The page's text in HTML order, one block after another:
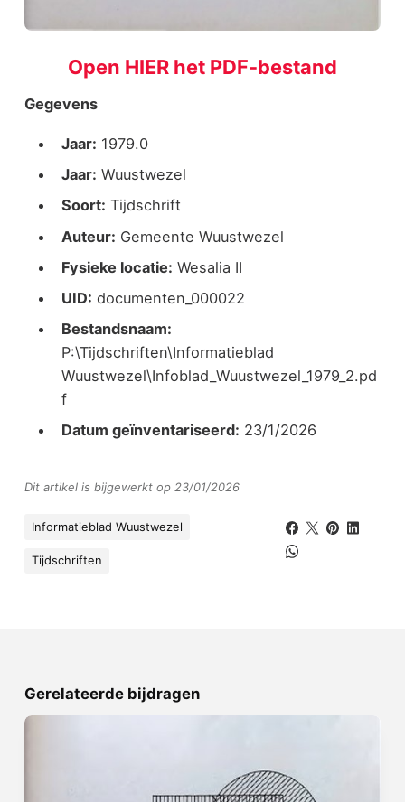
Open HIER het PDF-bestand
Gegevens
Jaar: 1979.0
Jaar: Wuustwezel
Soort: Tijdschrift
Auteur: Gemeente Wuustwezel
Fysieke locatie: Wesalia II
UID: documenten_000022
Bestandsnaam:
P:\Tijdschriften\Informatieblad
Wuustwezel\Infoblad_Wuustwezel_1979_2.pd
f
Datum geïnventariseerd: 23/1/2026
Dit artikel is bijgewerkt op 23/01/2026
Informatieblad Wuustwezel
Tijdschriften
Gerelateerde bijdragen